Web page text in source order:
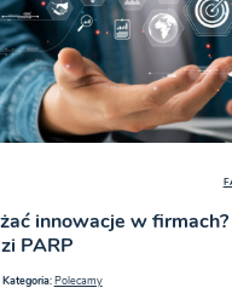
innowacje w
PARP
Kategoria:Polecamy